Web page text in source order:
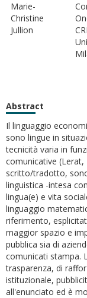
Marie-
Christine
Jullion
Abstract
Il linguaggio
sono lingue in
tecnicità varia in
comunicative
scritto/tradotto,
linguistica -intesa
lingua(e) e vita
linguaggio
riferimento,
maggior spazio e
pubblica sia di
comunicati stampa.
trasparenza, di
istituzionale,
all'enunciato ed è